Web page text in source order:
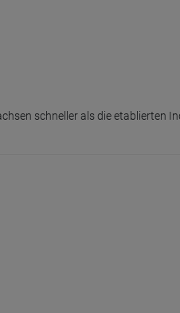
schneller als die etablierten